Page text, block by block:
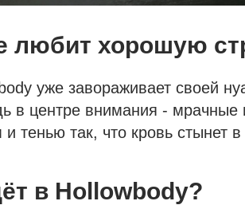
любит хорошую
уже завораживает своей
в центре внимания -
и тенью так, что кровь стынет
в Hollowbody?